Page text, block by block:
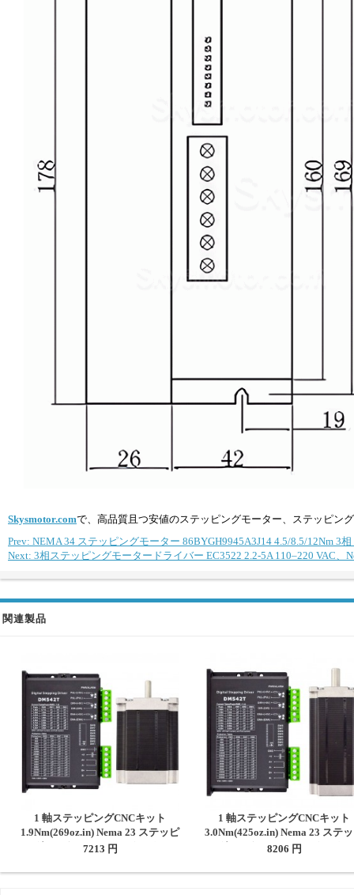
Skysmotor.comで、高品質且つ安値のステッピングモーター、ステッピン
Prev: NEMA 34 ステッピングモーター 86BYGH9945A3J14 4.5/8.5/12Nm 3
Next: 3相ステッピングモータードライバー EC3522 2.2-5A 110–220 VAC、
関連製品
1 軸ステッピングCNCキット
1.9Nm(269oz.in) Nema 23 ステッピ
ングモーターキット& ドライバー
7213 円
1 軸ステッピングCNCキット
3.0Nm(425oz.in) Nema 23 ステ
ングモーターキット& ドライバ
8206 円